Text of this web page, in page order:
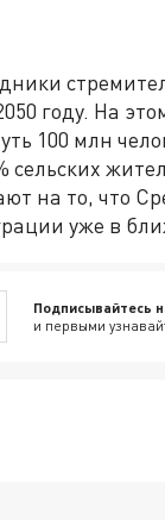
году. На
100 млн
сельских
на то, что
уже в
Подписывайтесь
и первыми